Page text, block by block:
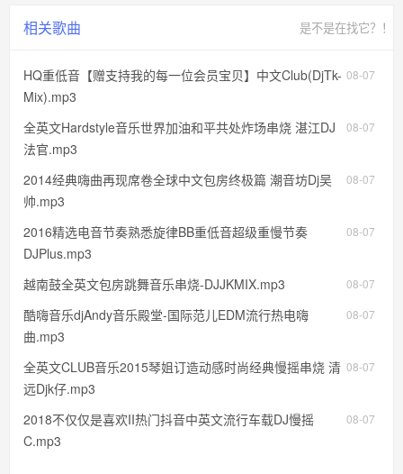
相关歌曲 是不是在找它？！
08-07
HQ重低音【赠支持我的每一位会员宝贝】中文Club(DjTk-
Mix).mp3
08-07
全英文Hardstyle音乐世界加油和平共处炸场串烧 湛江DJ
法官.mp3
08-07
2014经典嗨曲再现席卷全球中文包房终极篇 潮音坊Dj吴
帅.mp3
08-07
2016精选电音节奏熟悉旋律BB重低音超级重慢节奏
DJPlus.mp3
08-07
越南鼓全英文包房跳舞音乐串烧-DJJKMIX.mp3
08-07
酷嗨音乐djAndy音乐殿堂-国际范儿EDM流行热电嗨
曲.mp3
08-07
全英文CLUB音乐2015琴姐订造动感时尚经典慢摇串烧 清
远Djk仔.mp3
08-07
2018不仅仅是喜欢II热门抖音中英文流行车载DJ慢摇
C.mp3